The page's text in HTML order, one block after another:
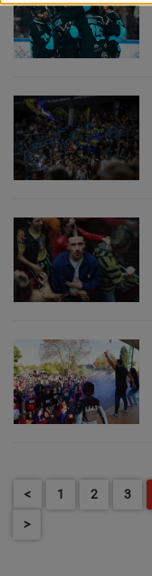
< 1 2 3
>